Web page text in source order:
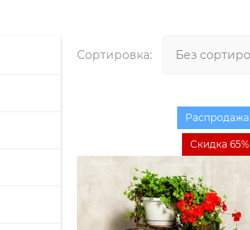
Сортировка:
Распродажа
Скидка 65%